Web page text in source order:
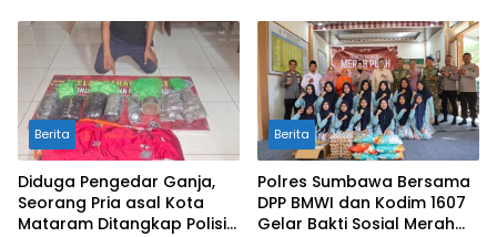
Bongkot
Berita
Diduga Pengedar Ganja,
Seorang Pria asal Kota
Mataram Ditangkap Polisi
Berita
Polres Sumbawa Bersama
DPP BMWI dan Kodim 1607
Gelar Bakti Sosial Merah